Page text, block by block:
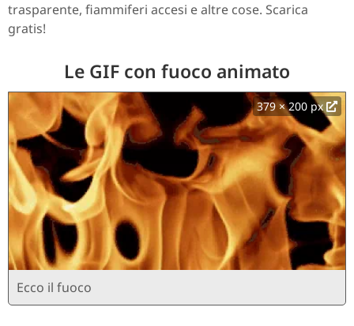
trasparente, fiammiferi accesi e altre cose. Scarica
gratis!
Le GIF con fuoco animato
379 × 200 px
Ecco il fuoco